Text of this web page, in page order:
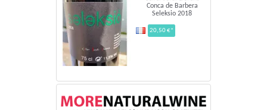
Conca de Barbera
Seleksio 2018
20,50 €*